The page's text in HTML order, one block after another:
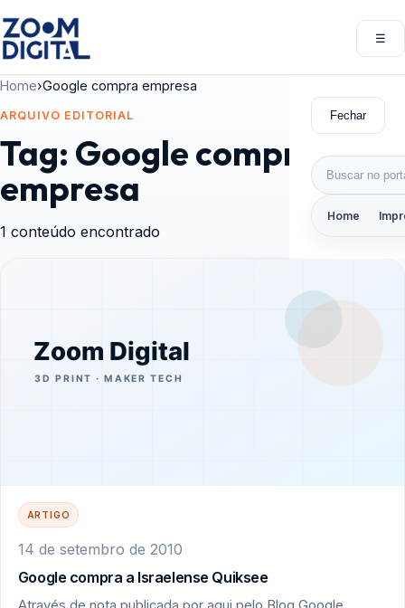
☰
Fechar
Buscar por:
Home
Home›Google compra empresa
ARQUIVO EDITORIAL
Tag: Google compra
empresa
1 conteúdo encontrado
ARTIGO
14 de setembro de 2010
Google compra a Israelense Quiksee